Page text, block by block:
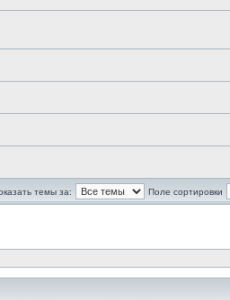
темы за: Поле сортировки